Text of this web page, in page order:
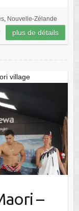
, Nouvelle-Zélande
plus de détails
village
–